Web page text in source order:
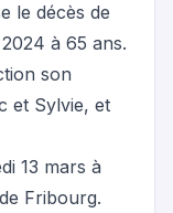
le décès de
à 65 ans.
son
et Sylvie, et
13 mars à
Fribourg.